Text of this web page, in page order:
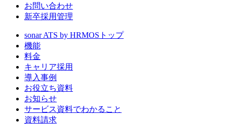
お問い合わせ
新卒採用管理
sonar ATS by HRMOS トップ
機能
料金
キャリア採用
導入事例
お役立ち資料
お知らせ
サービス資料でわかること
資料請求